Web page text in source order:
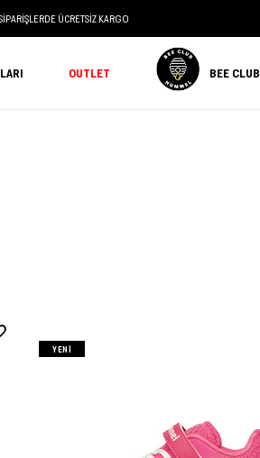
ÜCRETSİZ KARGO
OUTLET BEE CLUB
YENI